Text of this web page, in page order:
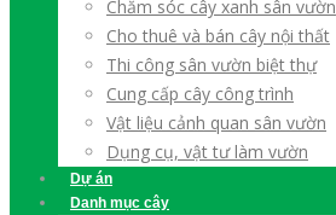
Chăm sóc cây xanh sân vườn
Cho thuê và bán cây nội thất
Thi công sân vườn biệt thự
Cung cấp cây công trình
Vật liệu cảnh quan sân vườn
Dụng cụ, vật tư làm vườn
Dự án
Danh mục cây